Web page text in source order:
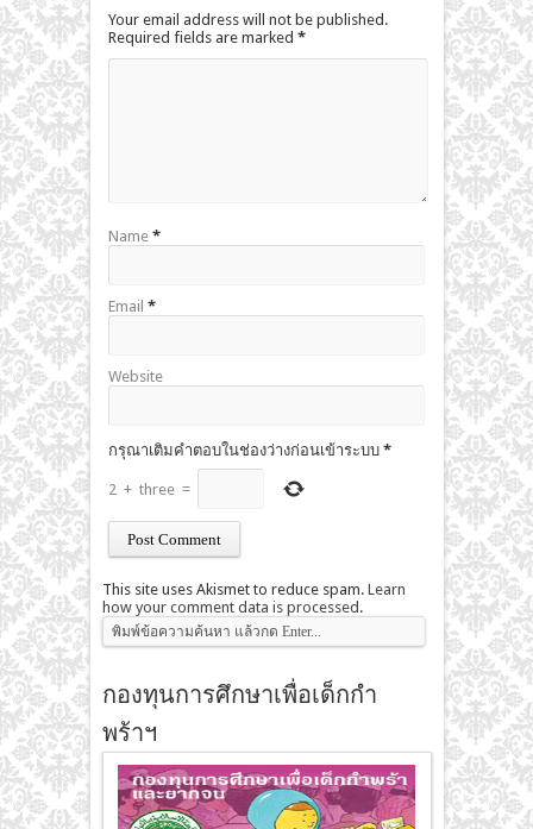
Your email address will not be published.
Required fields are marked *
Name *
Email *
Website
กรุณาเติมคำตอบในช่องว่างก่อนเข้าระบบ*
2 + three =
This site uses Akismet to reduce spam. Learn
how your comment data is processed .
กองทุนการศึกษาเพื่อเด็กกำ
พร้าฯ